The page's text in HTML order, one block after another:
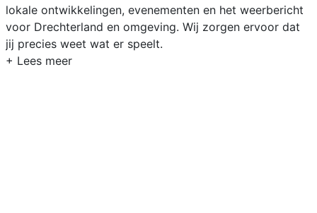
lokale ontwikkelingen, evenementen en het weerbericht
voor Drechterland en omgeving. Wij zorgen ervoor dat
jij precies weet wat er speelt.